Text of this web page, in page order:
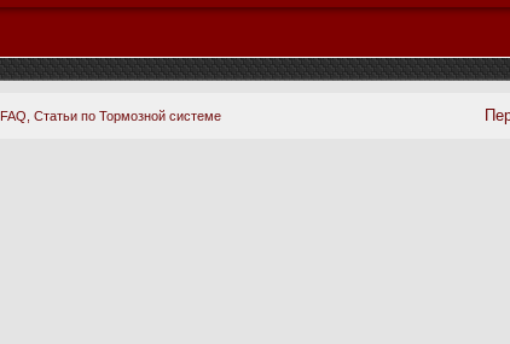
FAQ, Статьи по Тормозной системе